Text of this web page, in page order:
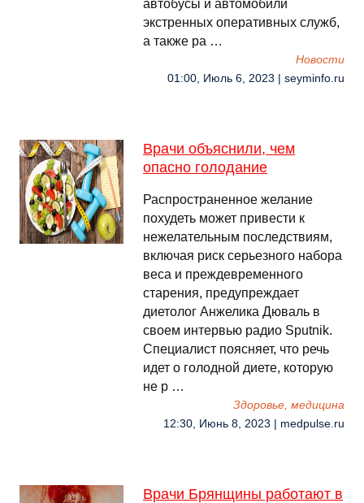
автобусы и автомобили
экстренных оперативных служб,
а также ра …
Новости
01:00, Июль 6, 2023 | seyminfo.ru
Врачи объяснили, чем
опасно голодание
Распространенное желание
похудеть может привести к
нежелательным последствиям,
включая риск серьезного набора
веса и преждевременного
старения, предупреждает
диетолог Анжелика Дюваль в
своем интервью радио Sputnik.
Специалист поясняет, что речь
идет о голодной диете, которую
не р …
Здоровье, медицина
12:30, Июнь 8, 2023 | medpulse.ru
Врачи Брянщины работают в